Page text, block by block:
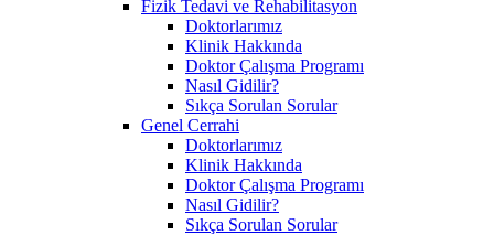
Fizik Tedavi ve Rehabilitasyon
Doktorlarımız
Klinik Hakkında
Doktor Çalışma Programı
Nasıl Gidilir?
Sıkça Sorulan Sorular
Genel Cerrahi
Doktorlarımız
Klinik Hakkında
Doktor Çalışma Programı
Nasıl Gidilir?
Sıkça Sorulan Sorular